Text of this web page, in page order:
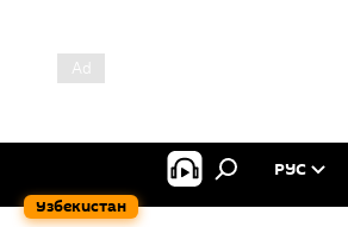
Узбекистан
РУС